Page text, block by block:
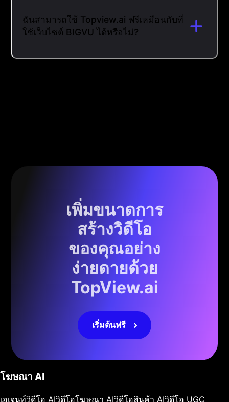
ฉันสามารถใช้ Topview.ai ฟรีเหมือนกับที่
ใช้เว็บไซต์ BIGVU ได้หรือไม่?
เพิ่มขนาดการ
สร้างวิดีโอ
ของคุณอย่าง
ง่ายดายด้วย
TopView.ai
เริ่มต้นฟรี
โฆษณา AI
เอเจนท์วิดีโอ AIวิดีโอโฆษณา AIวิดีโอสินค้า AIวิดีโอ UGC